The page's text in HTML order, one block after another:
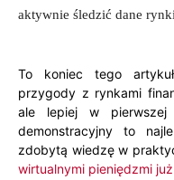
aktywnie śledzić dane
To koniec tego
przygody z rynkami
ale lepiej w pierwszej
demonstracyjny to
zdobytą wiedzę w
wirtualnymi pieniędzmi